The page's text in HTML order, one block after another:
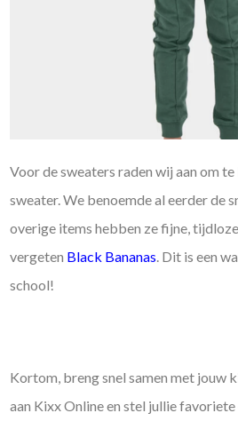
Voor de sweaters raden wij aan om te
sweater. We benoemde al eerder de
overige items hebben ze fijne,
vergeten Black Bananas . Dit is een
school!
Kortom, breng snel samen met jouw
aan Kixx Online en stel jullie